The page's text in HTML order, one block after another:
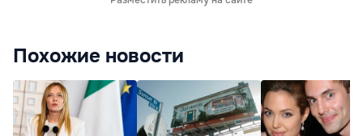
Похожие новости